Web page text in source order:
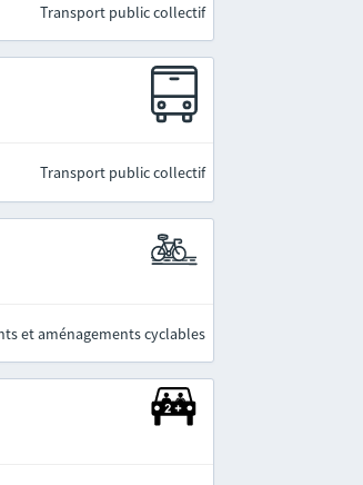
Transport public collectif
Transport public collectif
et aménagements cyclables